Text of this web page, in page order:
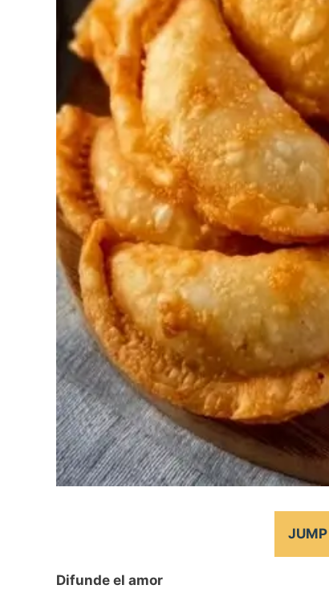
JUMP
Difunde el amor